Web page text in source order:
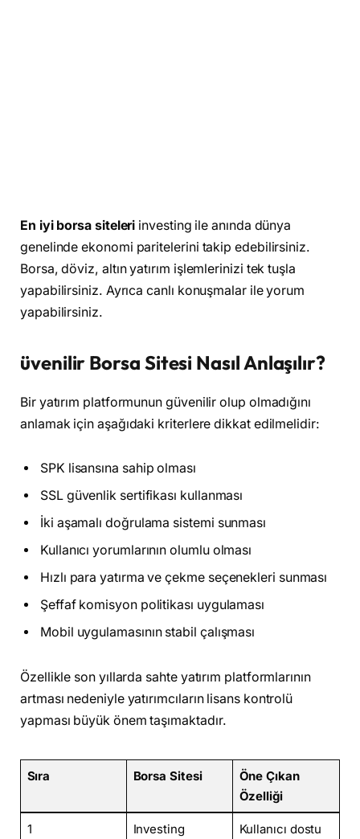
En iyi borsa siteleri investing ile anında dünya
genelinde ekonomi paritelerini takip edebilirsiniz.
Borsa, döviz, altın yatırım işlemlerinizi tek tuşla
yapabilirsiniz. Ayrıca canlı konuşmalar ile yorum
yapabilirsiniz.
üvenilir Borsa Sitesi Nasıl Anlaşılır?
Bir yatırım platformunun güvenilir olup olmadığını
anlamak için aşağıdaki kriterlere dikkat edilmelidir:
SPK lisansına sahip olması
SSL güvenlik sertifikası kullanması
İki aşamalı doğrulama sistemi sunması
Kullanıcı yorumlarının olumlu olması
Hızlı para yatırma ve çekme seçenekleri sunması
Şeffaf komisyon politikası uygulaması
Mobil uygulamasının stabil çalışması
Özellikle son yıllarda sahte yatırım platformlarının
artması nedeniyle yatırımcıların lisans kontrolü
yapması büyük önem taşımaktadır.
Sıra Borsa Sitesi
Öne Çıkan
Özelliği
1 Investing
Kullanıcı dostu